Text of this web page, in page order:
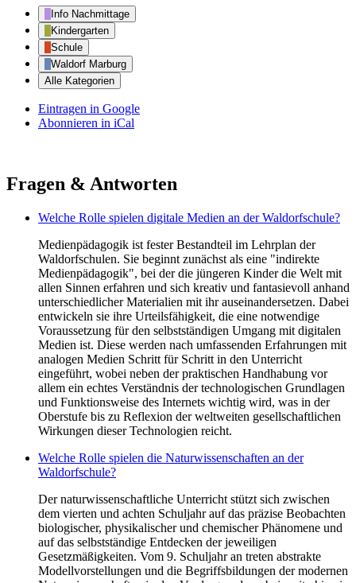
Info Nachmittage
Kindergarten
Schule
Waldorf Marburg
Alle Kategorien
Eintragen in Google
Abonnieren in iCal
Fragen & Antworten
Welche Rolle spielen digitale Medien an der Waldorfschule?
Medienpädagogik ist fester Bestandteil im Lehrplan der
Waldorfschulen. Sie beginnt zunächst als eine "indirekte
Medienpädagogik", bei der die jüngeren Kinder die Welt mit
allen Sinnen erfahren und sich kreativ und fantasievoll anhand
unterschiedlicher Materialien mit ihr auseinandersetzen. Dabei
entwickeln sie ihre Urteilsfähigkeit, die eine notwendige
Voraussetzung für den selbstständigen Umgang mit digitalen
Medien ist. Diese werden nach umfassenden Erfahrungen mit
analogen Medien Schritt für Schritt in den Unterricht
eingeführt, wobei neben der praktischen Handhabung vor
allem ein echtes Verständnis der technologischen Grundlagen
und Funktionsweise des Internets wichtig wird, was in der
Oberstufe bis zu Reflexion der weltweiten gesellschaftlichen
Wirkungen dieser Technologien reicht.
Welche Rolle spielen die Naturwissenschaften an der
Waldorfschule?
Der naturwissenschaftliche Unterricht stützt sich zwischen
dem vierten und achten Schuljahr auf das präzise Beobachten
biologischer, physikalischer und chemischer Phänomene und
auf das selbstständige Entdecken der jeweiligen
Gesetzmäßigkeiten. Vom 9. Schuljahr an treten abstrakte
Modellvorstellungen und die Begriffsbildungen der modernen